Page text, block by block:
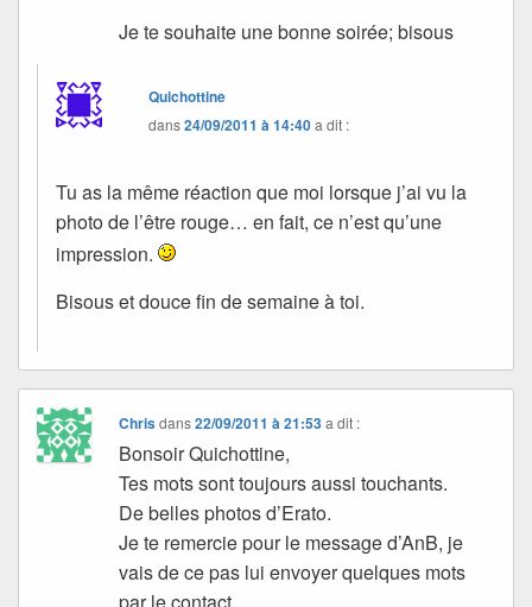
Je te souhaite une bonne soirée; bisous
Quichottine
dans24/09/2011 à 14:40a dit :
Tu as la même réaction que moi lorsque j’ai vu la
photo de l’être rouge… en fait, ce n’est qu’une
impression.
Bisous et douce fin de semaine à toi.
Chrisdans22/09/2011 à 21:53 a dit :
Bonsoir Quichottine,
Tes mots sont toujours aussi touchants.
De belles photos d’Erato.
Je te remercie pour le message d’AnB, je
vais de ce pas lui envoyer quelques mots